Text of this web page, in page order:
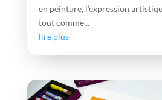
en peinture, l’expression
tout comme...
lire plus